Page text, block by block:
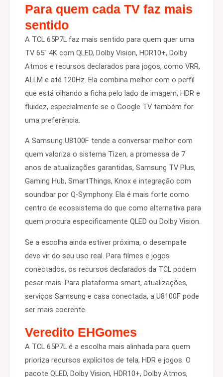
Para quem cada TV faz mais
sentido
A TCL 65P7L faz mais sentido para quem quer uma
TV 65″ 4K com QLED, Dolby Vision, HDR10+, Dolby
Atmos e recursos declarados para jogos, como VRR,
ALLM e até 120Hz. Ela combina melhor com o perfil
que está olhando a ficha pelo lado de imagem, HDR e
fluidez, especialmente se o Google TV também for
uma preferência.
A Samsung U8100F tende a conversar melhor com
quem valoriza o sistema Tizen, a promessa de 7
anos de atualizações garantidas, Samsung TV Plus,
Gaming Hub, SmartThings, Knox e integração com
soundbar por Q-Symphony. Ela é mais forte como
centro de ecossistema do que como alternativa para
quem procura especificamente QLED ou Dolby Vision.
Se a escolha ainda estiver próxima, o desempate
deve vir do seu uso real. Para filmes e jogos
conectados, os recursos declarados da TCL podem
pesar mais. Para plataforma smart, atualizações,
serviços Samsung e casa conectada, a U8100F pode
ser mais coerente.
Veredito EHGomes
A TCL 65P7L é a escolha mais alinhada para quem
prioriza recursos explícitos de tela, HDR e jogos. O
pacote QLED, Dolby Vision, HDR10+, Dolby Atmos,